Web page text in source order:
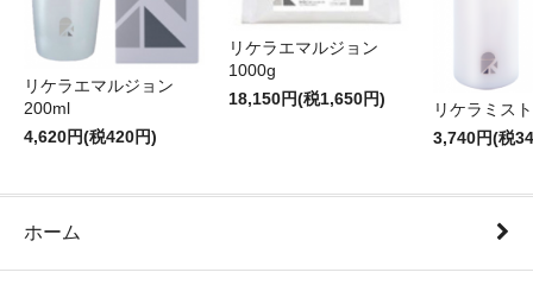
リケラエマルジョン
200ml
4,620円(税420円)
リケラエマルジョン
1000g
18,150円(税1,650円)
リケラミス
3,740円(税
ホーム